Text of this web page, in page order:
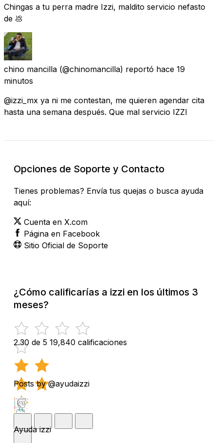
Chingas a tu perra madre Izzi, maldito servicio nefasto
de 💩
chino mancilla (@chinomancilla) reportó hace 19
minutos
@izzi_mx ya ni me contestan, me quieren agendar cita
hasta una semana después. Que mal servicio IZZI
Opciones de Soporte y Contacto
Tienes problemas? Envía tus quejas o busca ayuda
aquí:
Cuenta en X.com
Página en Facebook
Sitio Oficial de Soporte
¿Cómo calificarías a izzi en los últimos 3
meses?
2.30 de 5 19,840 calificaciones
Posts by @ayudaizzi
Ayuda izzi